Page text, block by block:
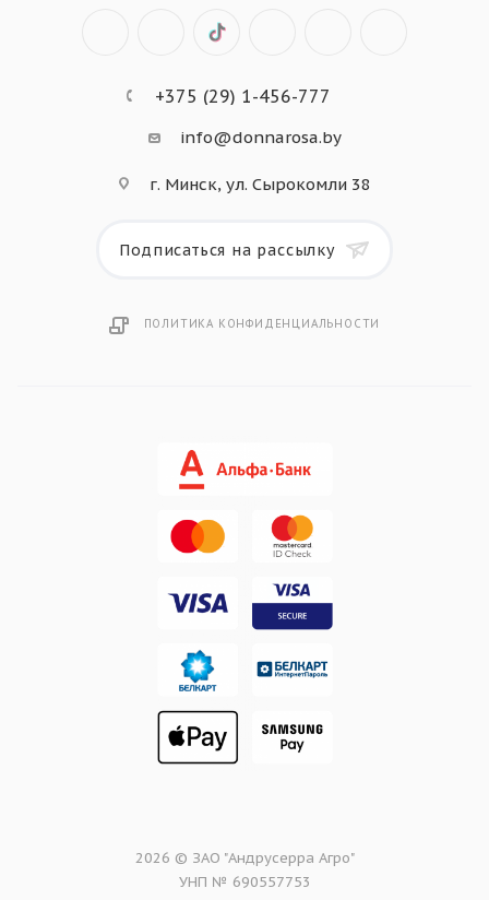
+375 (29) 1-456-777
info@donnarosa.by
г. Минск, ул. Сырокомли 38
Подписаться на рассылку
ПОЛИТИКА КОНФИДЕНЦИАЛЬНОСТИ
2026 © ЗАО "Андрусерра Агро"
УНП № 690557753